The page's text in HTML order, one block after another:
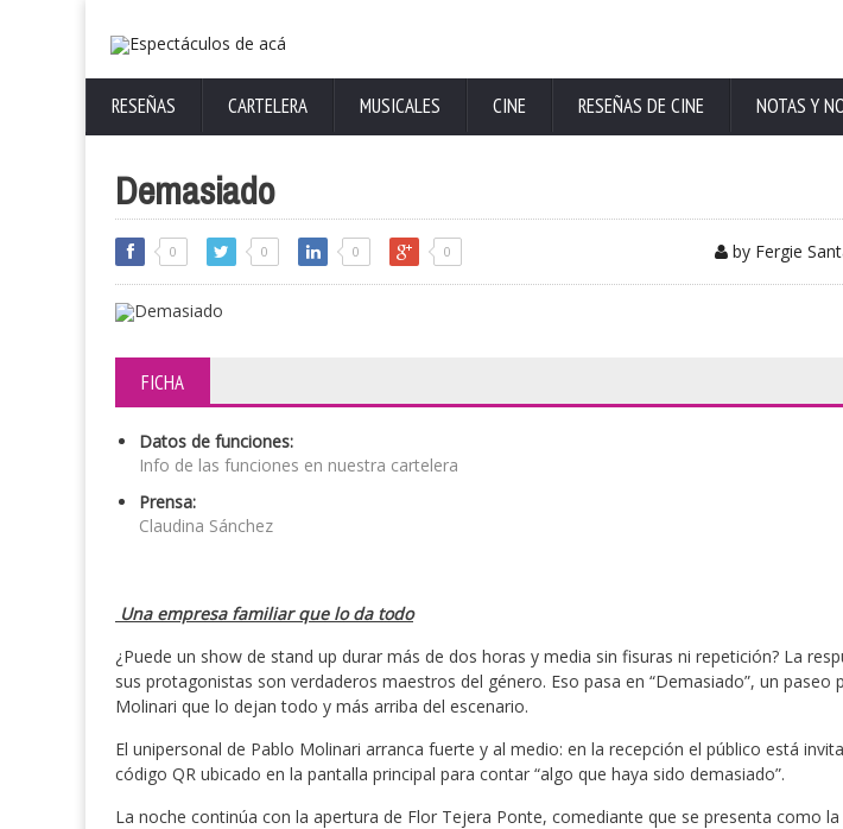
RESEÑAS CARTELERA MUSICALES CINE RESEÑAS DE CINE NOTAS Y
Demasiado
0 0 0 0 by Fergie
FICHA
Datos de funciones:
Info de las funciones en nuestra cartelera
Prensa:
Claudina Sánchez
Una empresa familiar que lo da todo
¿Puede un show de stand up durar más de dos horas y media sin fisuras ni repetición? La
sus protagonistas son verdaderos maestros del género. Eso pasa en “Demasiado”, un paseo
Molinari que lo dejan todo y más arriba del escenario.
El unipersonal de Pablo Molinari arranca fuerte y al medio: en la recepción el público está
código QR ubicado en la pantalla principal para contar “algo que haya sido demasiado”.
La noche continúa con la apertura de Flor Tejera Ponte, comediante que se presenta como la